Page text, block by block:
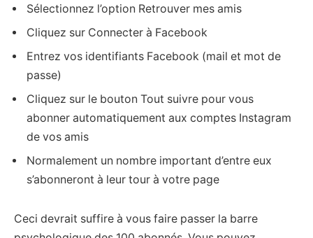
Sélectionnez l’option Retrouver mes amis
Cliquez sur Connecter à Facebook
Entrez vos identifiants Facebook (mail et mot de
passe)
Cliquez sur le bouton Tout suivre pour vous
abonner automatiquement aux comptes Instagram
de vos amis
Normalement un nombre important d’entre eux
s’abonneront à leur tour à votre page
Ceci devrait suffire à vous faire passer la barre